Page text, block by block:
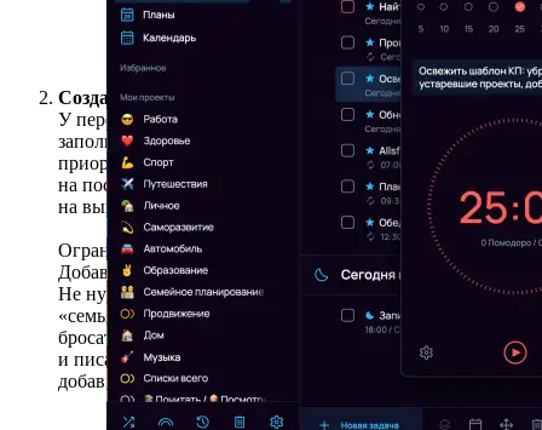
Один инструмент планирования лучше
пяти — SingularityApp объединяет задачи,
проекты, календарь и трекер времени.
Создавайте задачи с минимумом полей
У перфекционистов планирования есть болезнь:
заполнить все возможные поля (теги, чек-листы,
приоритеты) при создании задачи. В итоге
на постановку уходит больше времени, чем
на выполнение.
Ограничьтесь названием и временем. Нужно в магазин?
Добавьте просто «Купить продукты» на четверг. Все!
Не нужно сразу указывать приоритет, ставить теги
«семья» и «рутина/покупки/продукты/пятерочка»,
бросаться настраивать
уведомление по геолокации
и писать чек-лист из 100 пунктов. Детали всегда можно
добавить позже.